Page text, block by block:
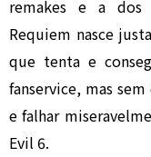
remakes e a dos
Requiem nasce
que tenta e
fanservice, mas
e falhar
Evil 6.